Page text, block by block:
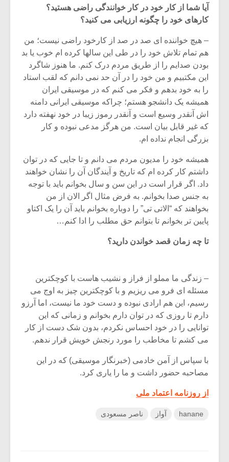
آیا شما از کار خود در کار خوانندگی راضی هستید؟
کارهای خود را چگونه ارزیابی می کنید؟
– هیچ خواننده ای صد در صد از کارخود راضی نیست؛ من
هم تمام تلاش خود را در طی این سالها کرده ام خوب یا بد
بودن صدایم را از طریق مردم درک کنم. ما هنوز شاگرد
این مکتبیم و من خود را در آن حد نمی دانم که لقب استاد
را به خود بدهم و فکر می کنم که در موسیقی ایران
همیشه یک دانشجو هستم؛ چراکه موسیقی ایرانی دامنه
اش آنقدر وسیع است و آنقدر رموز زیبا در خود نهفته دارد
که غیر قابل بیان است. من هرگز مدعی نبوده و کار
بزرگی انجام نداده ام.
همیشه خود را مدیون مردم می دانم و تا جایی که در توان
داشتم کار کرده ام که تاریخ و آیندگان آن را نشان خواهند
داد. اگر قرار است در این سن و سال بخوانم باید با توجه
به جنس صدا بخوانم. به فرض مثال اگر الان از من
بخواهند که “الاتی تی” را دوباره بخوانم باید آن را یک اکتاو
پایین تر بخوانم تا بتوانم حق مطلب را ادا کنم…
تا چه زمان قصد خواندن دارید؟
– زندگی ما مملو از فراز و نشیب هاست با کوچکترین
مسئله ای فرو می ریزیم و با کوچکترین چیز به اوج می
رسیم، این هم ارادی نبوده و دست خود ما نیست، اما آرزو
دارم تا روزی که در توان دارم بخوانم و زمانی که این
توانایی را در خود احساس نکردم، بدون شک دست از کار
می کشم تا مخاطب را مورد رنجش خویش قرار ندهم.
با سپاس از آمن خادمی (خبرنگار موسیقی) که در این
مصاحبه حضور داشت و ما را یاری کرد.
از روزنامه اعتماد ملی
hanane آواز ناصر مسعودی